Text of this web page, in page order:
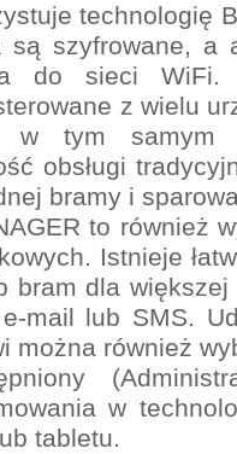
technologię
są szyfrowane, a
do sieci
z wielu
w tym samym
obsługi
bramy i
to również
Istnieje
bram dla
mail lub SMS.
można również
w
tabletu.